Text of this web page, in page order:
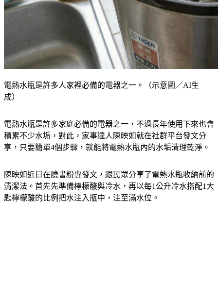
電熱水瓶是許多人家裡必備的電器之一。（示意圖／AI生
電熱水瓶是許多家庭必備的電器之一，不過長年使用下來也會
積累不少水垢，對此，家事達人陳映如就在社群平台發文分
陳映如近日在臉書粉專發文，跟民眾分享了電熱水瓶收納前的
清潔法。首先先準備檸檬酸與冷水，再以每1公升冷水搭配1大